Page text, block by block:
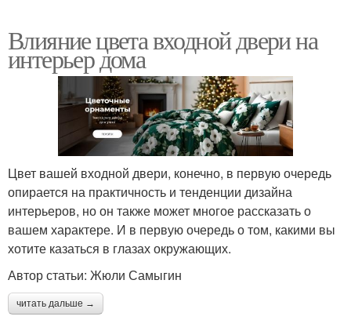
Влияние цвета входной двери на
интерьер дома
Цвет вашей входной двери, конечно, в первую очередь
опирается на практичность и тенденции дизайна
интерьеров, но он также может многое рассказать о
вашем характере. И в первую очередь о том, какими вы
хотите казаться в глазах окружающих.
Автор статьи: Жюли Самыгин
читать дальше →